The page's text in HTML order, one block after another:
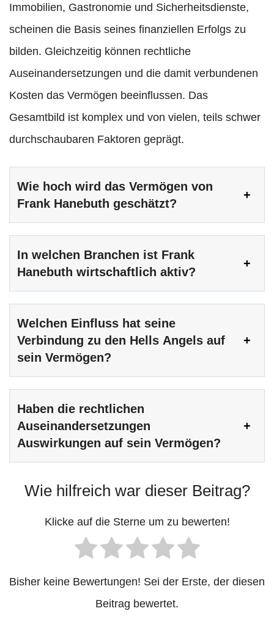
Immobilien, Gastronomie und Sicherheitsdienste,
scheinen die Basis seines finanziellen Erfolgs zu
bilden. Gleichzeitig können rechtliche
Auseinandersetzungen und die damit verbundenen
Kosten das Vermögen beeinflussen. Das
Gesamtbild ist komplex und von vielen, teils schwer
durchschaubaren Faktoren geprägt.
Wie hoch wird das Vermögen von
Frank Hanebuth geschätzt?
In welchen Branchen ist Frank
Hanebuth wirtschaftlich aktiv?
Welchen Einfluss hat seine
Verbindung zu den Hells Angels auf
sein Vermögen?
Haben die rechtlichen
Auseinandersetzungen
Auswirkungen auf sein Vermögen?
Wie hilfreich war dieser Beitrag?
Klicke auf die Sterne um zu bewerten!
Bisher keine Bewertungen! Sei der Erste, der diesen
Beitrag bewertet.